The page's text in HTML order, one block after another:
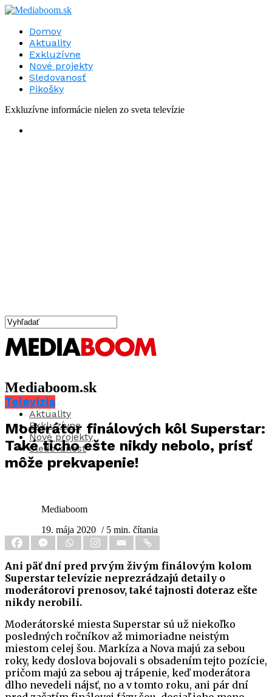
Domov
Aktuality
Exkluzívne
Nové projekty
Sledovanosť
Pikošky
Exkluzívne informácie nielen zo sveta televízie
Mediaboom.sk
Aktuality
Exkluzívne
Nové projekty
Sledovanosť
Televízia
Moderátor finálových kôl Superstar:
Také ticho ešte nikdy nebolo, prísť
môže prekvapenie!
Mediaboom
19. mája 2020 / 5 min. čítania
Ani päť dní pred prvým živým finálovým kolom
Superstar televízie neprezrádzajú detaily o
moderátorovi prenosov, také tajnosti doteraz ešte
nikdy nerobili.
Moderátorské miesta Superstar sú už niekoľko
posledných ročníkov až mimoriadne neistým
miestom celej šou. Markíza a Nova majú za sebou
roky, kedy doslova bojovali s obsadením tejto pozície,
pričom majú za sebou aj trápenie, keď moderátora
dlho nevedeli nájsť, no a v tomto roku, ani pár dní